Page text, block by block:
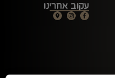
עקוב אחרינו